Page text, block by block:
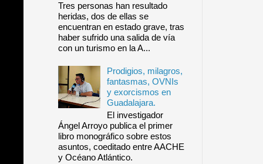
Tres personas han resultado
heridas, dos de ellas se
encuentran en estado grave, tras
haber sufrido una salida de vía
con un turismo en la A...
Prodigios, milagros,
fantasmas, OVNIs
y exorcismos en
Guadalajara.
El investigador
Ángel Arroyo publica el primer
libro monográfico sobre estos
asuntos, coeditado entre AACHE
y Océano Atlántico.